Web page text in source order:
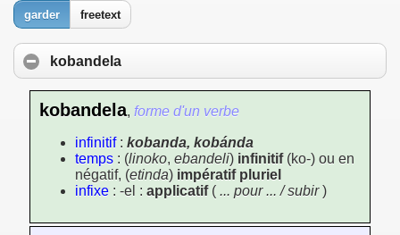
garder freetext
kobandela
kobandela, forme d'un verbe
infinitif: kobanda, kobánda
temps : (linoko, ebandeli) infinitif(ko-) ou en
négatif, (etinda) impératif pluriel
infixe : -el : applicatif ( ... pour ... / subir)